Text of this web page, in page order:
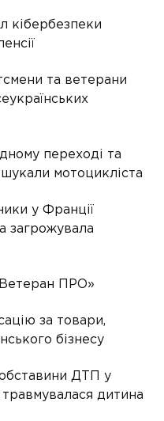
кібербезпеки
та ветерани
переході та
мотоцикліста
у Франції
загрожувала
ПРО»
за товари,
бізнесу
обставини ДТП у
травмувалася дитина